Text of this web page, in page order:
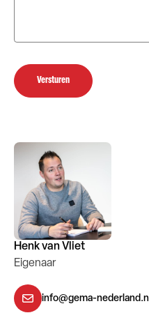
Henk van Vliet
Eigenaar
info@gema-nederland.nl
Versturen